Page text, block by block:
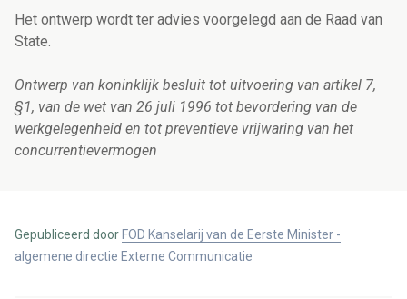
Het ontwerp wordt ter advies voorgelegd aan de Raad van
State.
Ontwerp van koninklijk besluit tot uitvoering van artikel 7,
§1, van de wet van 26 juli 1996 tot bevordering van de
werkgelegenheid en tot preventieve vrijwaring van het
concurrentievermogen
Gepubliceerd door FOD Kanselarij van de Eerste Minister -
algemene directie Externe Communicatie